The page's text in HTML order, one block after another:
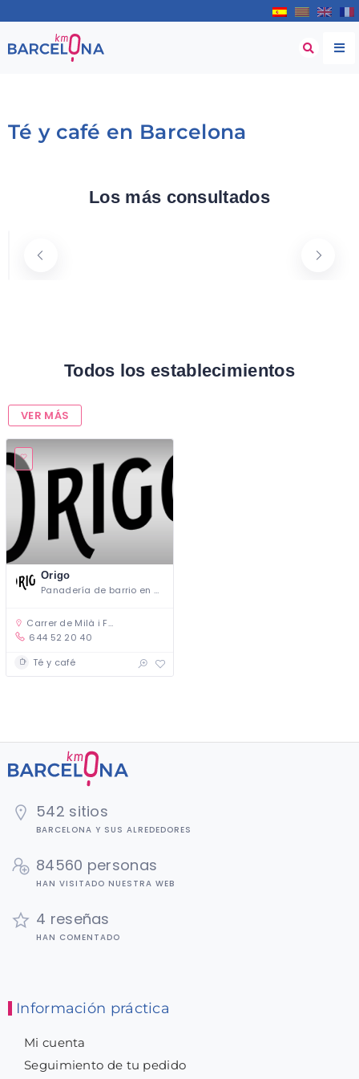
Té y café en Barcelona
Los más consultados
Carrer de Milà i Fontanals, 9, 08012 Barcelona, España
Té y café
Todos los establecimientos
VER MÁS
Origo
Panadería de barrio en Gracia
Carrer de Milà i Fontanals, 9, 08012 Barcelona, España
644 52 20 40
Té y café
542 sitios
BARCELONA Y SUS ALREDEDORES
84560 personas
HAN VISITADO NUESTRA WEB
4 reseñas
HAN COMENTADO
Información práctica
Mi cuenta
Seguimiento de tu pedido